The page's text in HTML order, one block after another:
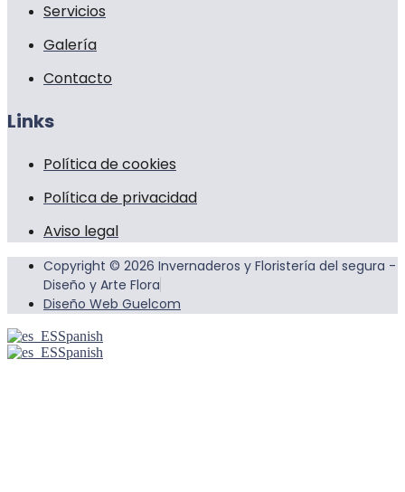
Servicios
Galería
Contacto
Links
Política de cookies
Política de privacidad
Aviso legal
Copyright © 2026 Invernaderos y Floristería del segura -
Diseño y Arte Flora
Diseño Web Guelcom
Spanish
Spanish